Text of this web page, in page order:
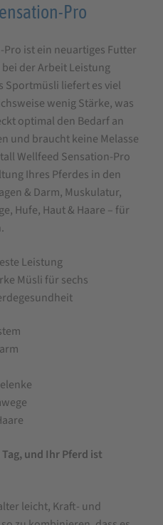
Pro
ist ein neuartiges Futter
der Arbeit Leistung
Sportmüsli liefert es viel
wenig Stärke, was
optimal den Bedarf an
und braucht keine Melasse
Wellfeed Sensation-Pro
Ihres Pferdes in den
& Darm, Muskulatur,
Hufe, Haut & Haare – für
Leistung
Müsli für sechs
und Ihr Pferd ist
leicht, Kraft- und